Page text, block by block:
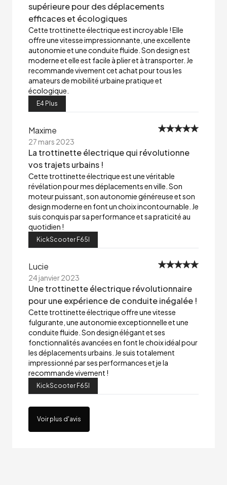
supérieure pour des déplacements
efficaces et écologiques
Cette trottinette électrique est incroyable ! Elle
offre une vitesse impressionnante, une excellente
autonomie et une conduite fluide. Son design est
moderne et elle est facile à plier et à transporter. Je
recommande vivement cet achat pour tous les
amateurs de mobilité urbaine pratique et
écologique.
E4 Plus
Maxime
27 mars 2023
La trottinette électrique qui révolutionne
vos trajets urbains !
Cette trottinette électrique est une véritable
révélation pour mes déplacements en ville. Son
moteur puissant, son autonomie généreuse et son
design moderne en font un choix incontournable. Je
suis conquis par sa performance et sa praticité au
quotidien !
KickScooter F65I
Lucie
24 janvier 2023
Une trottinette électrique révolutionnaire
pour une expérience de conduite inégalée !
Cette trottinette électrique offre une vitesse
fulgurante, une autonomie exceptionnelle et une
conduite fluide. Son design élégant et ses
fonctionnalités avancées en font le choix idéal pour
les déplacements urbains. Je suis totalement
impressionné par ses performances et je la
recommande vivement !
KickScooter F65I
Voir plus d'avis